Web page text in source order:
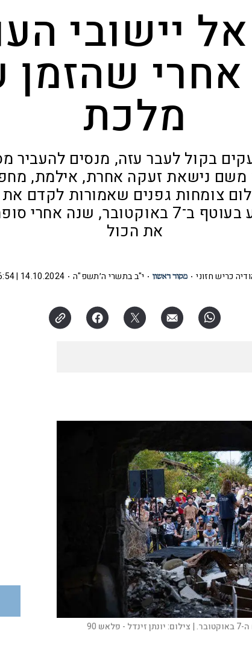
יישובי
שהזמן
מלכת
בקול לעבר עזה, מנסים להעביר
משם נישאת זעקה אחרת, אילמת,
צומחות גפנים שאמורות לקדם
כשיחזרו לכאן. מסע בעוטף ב־7
את הכול
כריש חזוני י"ב בתשרי ה׳תשפ"ה 14.10.2024 | 16:54
| צילום:יונתן זינדל - פלאש 90